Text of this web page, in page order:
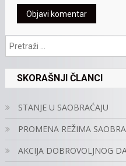
SKORAŠNJI ČLANCI
STANJE U SAOBRAĆAJU
PROMENA REŽIMA
AKCIJA DOBROVOLJNOG